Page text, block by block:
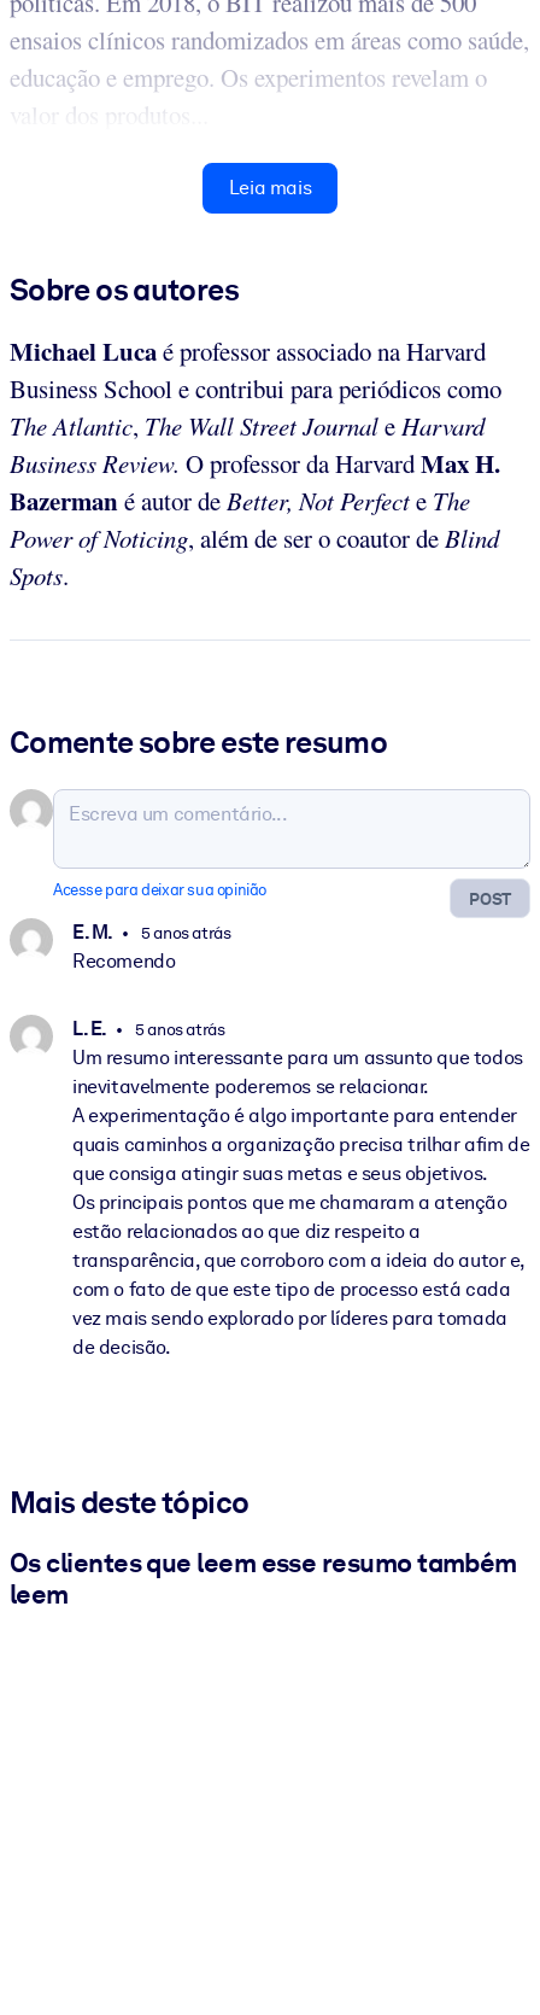
ensaios clínicos randomizados em áreas como saúde,
educação e emprego. Os experimentos revelam o
valor dos produtos...
Leia mais
Sobre os autores
Michael Lucaé professor associado na Harvard
Business School e contribui para periódicos como
The Atlantic, The Wall Street JournaleHarvard
Business Review. O professor da HarvardMax H.
Bazermané autor deBetter, Not Perfecte The
Power of Noticing, além de ser o coautor deBlind
Spots.
Comente sobre este resumo
POST
Acesse para deixar sua opinião
E. M. 5 anos atrás
Recomendo
L. E. 5 anos atrás
Um resumo interessante para um assunto que todos
inevitavelmente poderemos se relacionar.
A experimentação é algo importante para entender
quais caminhos a organização precisa trilhar afim de
que consiga atingir suas metas e seus objetivos.
Os principais pontos que me chamaram a atenção
estão relacionados ao que diz respeito a
transparência, que corroboro com a ideia do autor e,
com o fato de que este tipo de processo está cada
vez mais sendo explorado por líderes para tomada
de decisão.
Mais deste tópico
Os clientes que leem esse resumo também
leem